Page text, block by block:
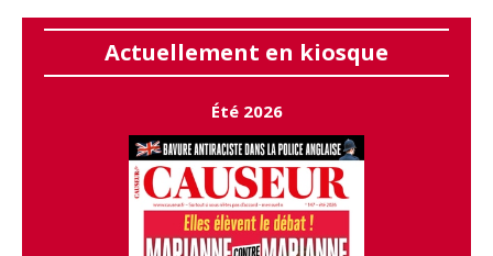
Actuellement en kiosque
Été 2026